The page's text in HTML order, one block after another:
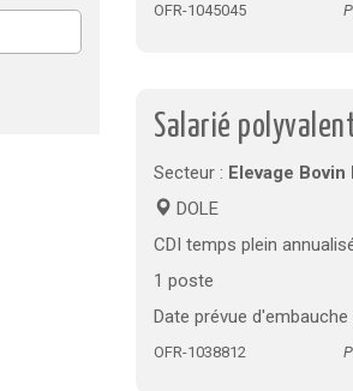
OFR-1045045
Salarié
Secteur : Elevage Bovin
DOLE
CDI temps plein
1 poste
Date prévue
OFR-1038812